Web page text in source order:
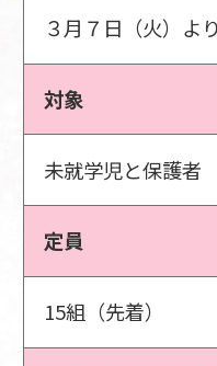
３月７日（火）よ
対象
未就学児と保護者
定員
15組（先着）